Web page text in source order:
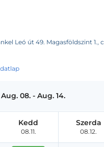
Leó út 49. Magasföldszint 1.,
Aug. 08. - Aug. 14.
Kedd
08.11.
Szerda
08.12.